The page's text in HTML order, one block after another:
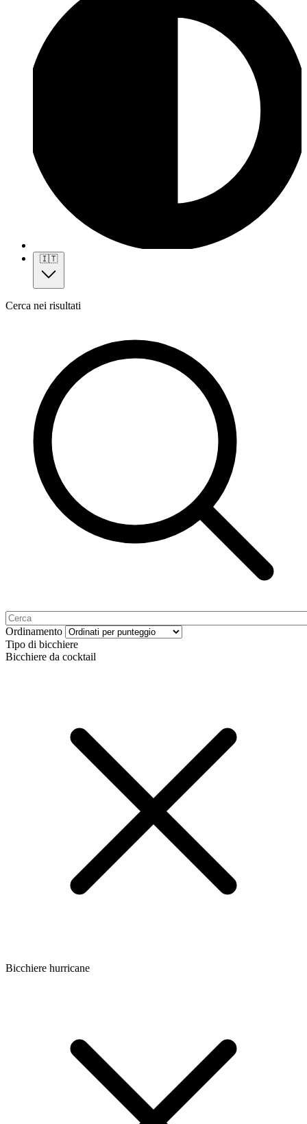
🇮🇹
Cerca nei risultati
Ordinamento
Tipo di bicchiere
Bicchiere da cocktail
Bicchiere hurricane